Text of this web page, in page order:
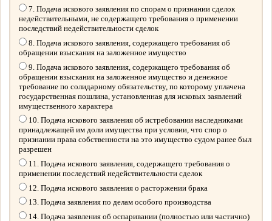
7. Подача искового заявления по спорам о признании сделок
недействительными, не содержащего требования о применении
последствий недействительности сделок
8. Подача искового заявления, содержащего требования об
обращении взыскания на заложенное имущество
9. Подача искового заявления, содержащего требования об
обращении взыскания на заложенное имущество и денежное
требование по солидарному обязательству, по которому уплачена
государственная пошлина, установленная для исковых заявлений
имущественного характера
10. Подача искового заявления об истребовании наследниками
принадлежащей им доли имущества при условии, что спор о
признании права собственности на это имущество судом ранее был
разрешен
11. Подача искового заявления, содержащего требования о
применении последствий недействительности сделок
12. Подача искового заявления о расторжении брака
13. Подача заявления по делам особого производства
14. Подача заявления об оспаривании (полностью или частично)